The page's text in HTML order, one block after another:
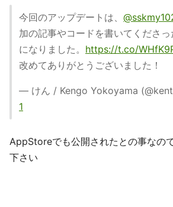
今回のアップデートは、
加の記事やコードを書いてくださ
になりました。 https://t.co/
改めてありがとうございました！
— けん / Kengo Yokoyama
1
AppStoreでも公開されたとの事なの
下さい